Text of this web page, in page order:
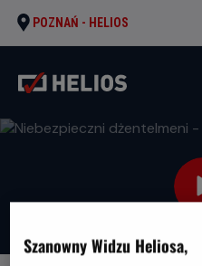
POZNAŃ - HELIOS
Szanowny Widzu Heliosa,